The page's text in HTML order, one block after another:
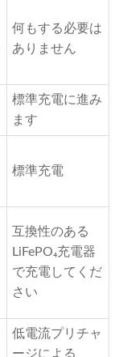
何もする必要は
ありません
標準充電に進み
ます
標準充電
互換性のある
LiFePO₄充電器
で充電してくだ
さい
低電流プリチャ
ージによる